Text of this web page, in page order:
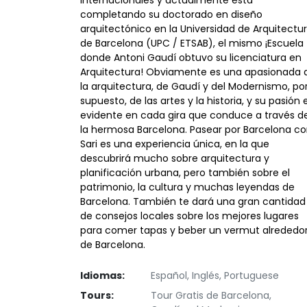
completando su doctorado en diseño
arquitectónico en la Universidad de
de Barcelona (UPC / ETSAB), el mismo ¡Escuela
donde Antoni Gaudí obtuvo su licenciatura en
Arquitectura! Obviamente es una apasionada
la arquitectura, de Gaudí y del Modernismo,
supuesto, de las artes y la historia, y su pasión
evidente en cada gira que conduce a través
la hermosa Barcelona. Pasear por Barcelona
Sari es una experiencia única, en la que
descubrirá mucho sobre arquitectura y
planificación urbana, pero también sobre el
patrimonio, la cultura y muchas leyendas de
Barcelona. También te dará una gran cantidad
de consejos locales sobre los mejores lugares
para comer tapas y beber un vermut
de Barcelona.
Idiomas:
Español, Inglés, Portuguese
Tours:
Tour Gratis de Barcelona,